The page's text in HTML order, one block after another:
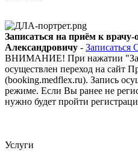
Записаться на приём к
Александровичу - Записаться
ВНИМАНИЕ! При нажатии
осуществлен переход на сайт
(booking.medflex.ru). Запись
режиме. Если Вы ранее не
нужно будет пройти
Услуги